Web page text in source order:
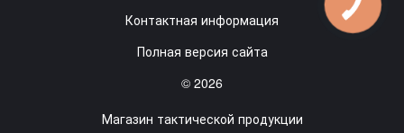
Контактная информация
Полная версия сайта
© 2026
Магазин тактической продукции